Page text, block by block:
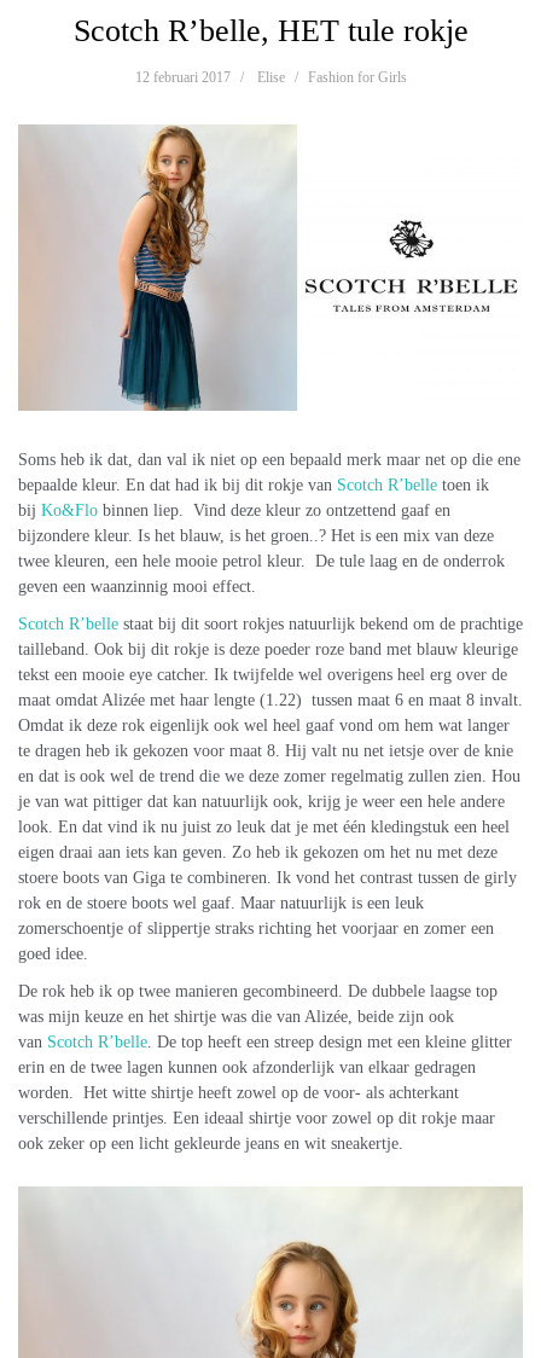
Scotch R’belle, HET tule rokje
12 februari 2017 Elise Fashion for Girls
Soms heb ik dat, dan val ik niet op een bepaald merk maar net op die ene
bepaalde kleur. En dat had ik bij dit rokje van Scotch R’belle toen ik
bij Ko&Flo binnen liep. Vind deze kleur zo ontzettend gaaf en
bijzondere kleur. Is het blauw, is het groen..? Het is een mix van deze
twee kleuren, een hele mooie petrol kleur. De tule laag en de onderrok
geven een waanzinnig mooi effect.
Scotch R’belle staat bij dit soort rokjes natuurlijk bekend om de prachtige
tailleband. Ook bij dit rokje is deze poeder roze band met blauw kleurige
tekst een mooie eye catcher. Ik twijfelde wel overigens heel erg over de
maat omdat Alizée met haar lengte (1.22) tussen maat 6 en maat 8 invalt.
Omdat ik deze rok eigenlijk ook wel heel gaaf vond om hem wat langer
te dragen heb ik gekozen voor maat 8. Hij valt nu net ietsje over de knie
en dat is ook wel de trend die we deze zomer regelmatig zullen zien. Hou
je van wat pittiger dat kan natuurlijk ook, krijg je weer een hele andere
look. En dat vind ik nu juist zo leuk dat je met één kledingstuk een heel
eigen draai aan iets kan geven. Zo heb ik gekozen om het nu met deze
stoere boots van Giga te combineren. Ik vond het contrast tussen de girly
rok en de stoere boots wel gaaf. Maar natuurlijk is een leuk
zomerschoentje of slippertje straks richting het voorjaar en zomer een
goed idee.
De rok heb ik op twee manieren gecombineerd. De dubbele laagse top
was mijn keuze en het shirtje was die van Alizée, beide zijn ook
van Scotch R’belle . De top heeft een streep design met een kleine glitter
erin en de twee lagen kunnen ook afzonderlijk van elkaar gedragen
worden. Het witte shirtje heeft zowel op de voor- als achterkant
verschillende printjes. Een ideaal shirtje voor zowel op dit rokje maar
ook zeker op een licht gekleurde jeans en wit sneakertje.